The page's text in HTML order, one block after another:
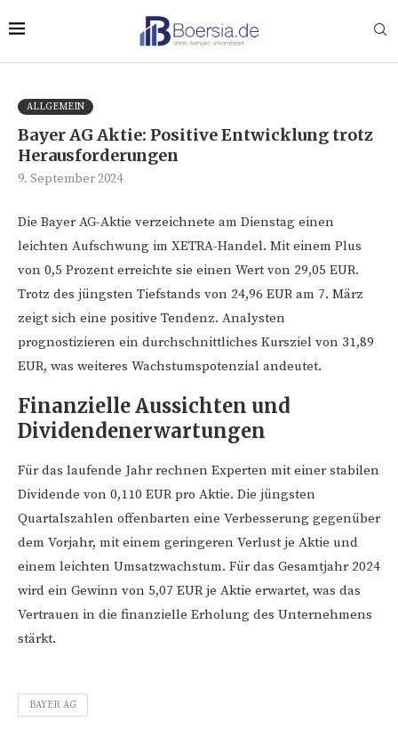
ALLGEMEIN
Bayer AG Aktie: Positive Entwicklung trotz
Herausforderungen
9. September 2024
Die Bayer AG-Aktie verzeichnete am Dienstag einen
leichten Aufschwung im XETRA-Handel. Mit einem Plus
von 0,5 Prozent erreichte sie einen Wert von 29,05 EUR.
Trotz des jüngsten Tiefstands von 24,96 EUR am 7. März
zeigt sich eine positive Tendenz. Analysten
prognostizieren ein durchschnittliches Kursziel von 31,89
EUR, was weiteres Wachstumspotenzial andeutet.
Finanzielle Aussichten und
Dividendenerwartungen
Für das laufende Jahr rechnen Experten mit einer stabilen
Dividende von 0,110 EUR pro Aktie. Die jüngsten
Quartalszahlen offenbarten eine Verbesserung gegenüber
dem Vorjahr, mit einem geringeren Verlust je Aktie und
einem leichten Umsatzwachstum. Für das Gesamtjahr 2024
wird ein Gewinn von 5,07 EUR je Aktie erwartet, was das
Vertrauen in die finanzielle Erholung des Unternehmens
stärkt.
BAYER AG